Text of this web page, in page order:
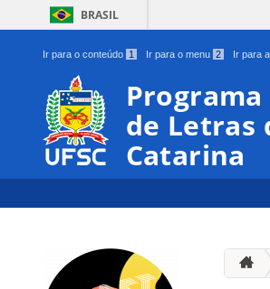
BRASIL
Ir para o conteúdo 1 Ir para o menu 2 Ir para
de Letras
Catarina